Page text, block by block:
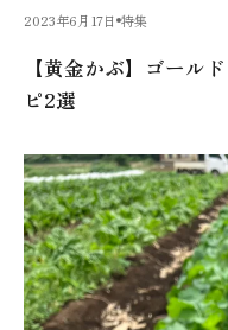
2023年6月17日 特集
【黄金かぶ】ゴール
ピ2選